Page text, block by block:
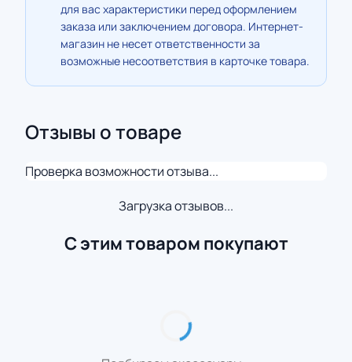
для вас характеристики перед оформлением
заказа или заключением договора. Интернет-
магазин не несет ответственности за
возможные несоответствия в карточке товара.
Отзывы о товаре
Проверка возможности отзыва...
Загрузка отзывов...
С этим товаром покупают